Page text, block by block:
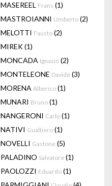
MASEREEL Frans (1)
MASTROIANNI Umberto (2)
MELOTTI Fausto (2)
MIREK(1)
MONCADA Ignazio (2)
MONTELEONE Davide (3)
MORENA Alberico (1)
MUNARI Bruno (1)
NANGERONI Carlo (1)
NATIVI Gualtiero (1)
NOVELLI Gastone (5)
PALADINO Salvatore (1)
PAOLOZZI Eduardo (1)